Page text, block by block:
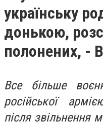
українську
донькою,
полонених, -
Все більше
російської
після звільнення